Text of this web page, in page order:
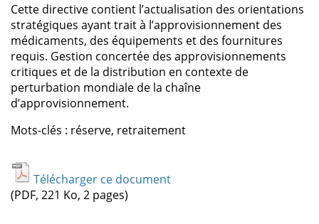
Cette directive contient l’actualisation des orientations
stratégiques ayant trait à l’approvisionnement des
médicaments, des équipements et des fournitures
requis. Gestion concertée des approvisionnements
critiques et de la distribution en contexte de
perturbation mondiale de la chaîne
d’approvisionnement.
Mots-clés : réserve, retraitement
Télécharger ce document
(PDF, 221 Ko, 2 pages)